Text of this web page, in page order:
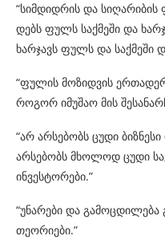
“სიმდიდრის და
დებს ფულს საქმეში და
ხარჯავს ფულს და საქმეში
“ფულის მოზიდვის
როგორ იმუშაო მის
“არ არსებობს ცუდი
არსებობს მხოლოდ ცუდი
ინვესტორები.”
“უნარები და
თეორიები.”